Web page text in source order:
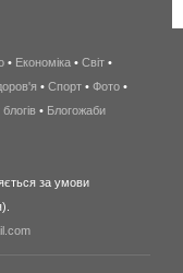
беспроводной
интернет
киев
wimax
в
• Економіка • Світ •
• Спорт • Фото •
• Блогожаби
за умови